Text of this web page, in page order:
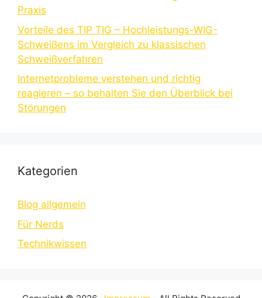
Praxis
Vorteile des TIP TIG – Hochleistungs-WIG-
Schweißens im Vergleich zu klassischen
Schweißverfahren
Internetprobleme verstehen und richtig
reagieren – so behalten Sie den Überblick bei
Störungen
Kategorien
Blog allgemein
Für Nerds
Technikwissen